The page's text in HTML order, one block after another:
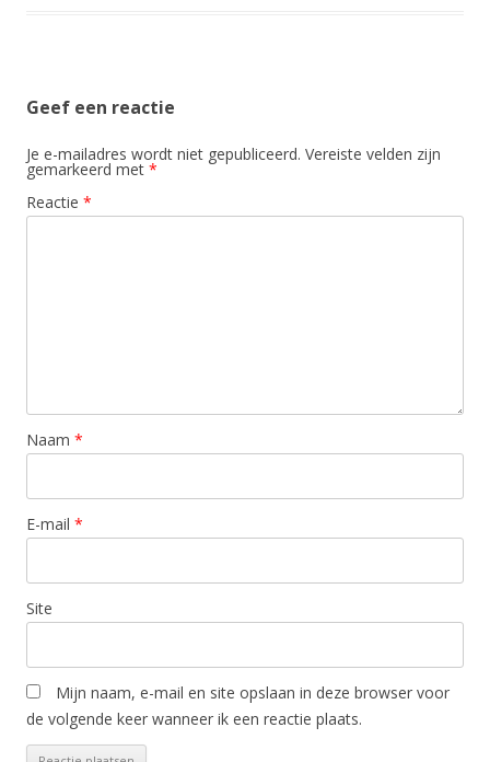
Geef een reactie
Je e-mailadres wordt niet gepubliceerd. Vereiste velden zijn
gemarkeerd met *
Reactie *
Naam *
E-mail *
Site
Mijn naam, e-mail en site opslaan in deze browser voor
de volgende keer wanneer ik een reactie plaats.